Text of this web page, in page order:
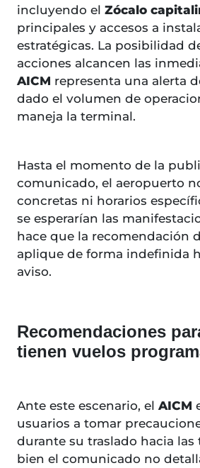
incluyendo el Zócalo
principales y accesos a
estratégicas. La posibilidad
acciones alcancen las
AICM representa una alerta
dado el volumen de
maneja la terminal.
Hasta el momento de la
comunicado, el aeropuerto
concretas ni horarios
se esperarían las
hace que la recomendación
aplique de forma indefinida
aviso.
Recomendaciones
tienen vuelos
Ante este escenario, el AICM
usuarios a tomar
durante su traslado hacia las
bien el comunicado no